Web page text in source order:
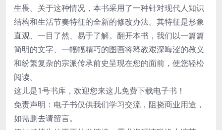
生畏。关于这种情况，本书采用了一种针对现代人知识
结构和生活节奏特征的全新的修改办法。其特征是形象
直观、一目了然、易于了解。翻开本书，我们以一篇篇
简明的文字、一幅幅精巧的图画将释教艰深晦涩的教义
和纷繁复杂的宗派传承前史呈现在您的面前，使您轻松
阅读。
这儿是1号书库，欢迎您来这儿免费下载电子书！
免责声明：电子书仅供我们学习交流，阻挠商业用途，
如需删去请留言。